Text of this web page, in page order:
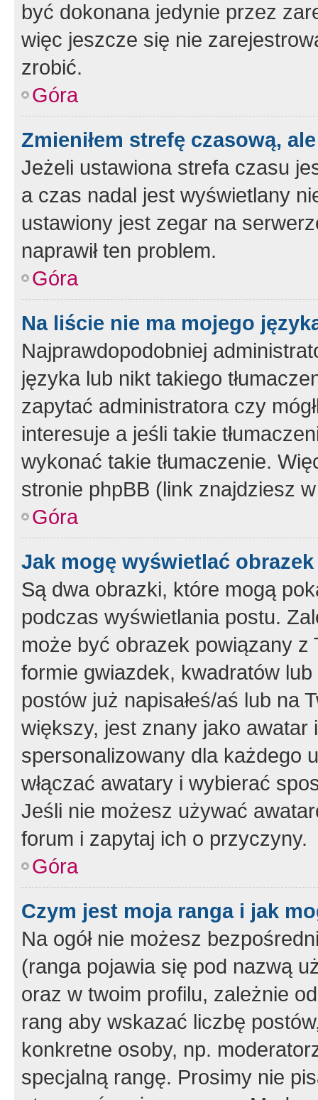
być dokonana jedynie przez
więc jeszcze się nie
zrobić.
Góra
Zmieniłem strefę czasową,
Jeżeli ustawiona strefa czasu
a czas nadal jest wyświetlany
ustawiony jest zegar na
naprawił ten problem.
Góra
Na liście nie ma mojego
Najprawdopodobniej
języka lub nikt takiego
zapytać administratora czy
interesuje a jeśli takie
wykonać takie tłumaczenie.
stronie phpBB (link znajdziesz
Góra
Jak mogę wyświetlać
Są dwa obrazki, które mogą
podczas wyświetlania postu.
może być obrazek powiązany z
formie gwiazdek, kwadratów
postów już napisałeś/aś lub na
większy, jest znany jako
spersonalizowany dla każdego
włączać awatary i wybierać
Jeśli nie możesz używać
forum i zapytaj ich o przyczyny.
Góra
Czym jest moja ranga i jak
Na ogół nie możesz
(ranga pojawia się pod nazwą
oraz w twoim profilu, zależnie
rang aby wskazać liczbę
konkretne osoby, np.
specjalną rangę. Prosimy nie